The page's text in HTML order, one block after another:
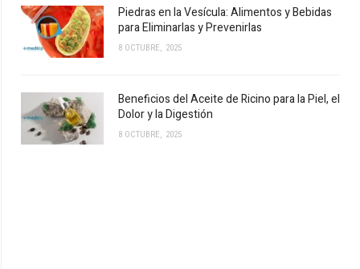
Piedras en la Vesícula: Alimentos y Bebidas
para Eliminarlas y Prevenirlas
8 OCTUBRE, 2025
Beneficios del Aceite de Ricino para la Piel, el
Dolor y la Digestión
8 OCTUBRE, 2025